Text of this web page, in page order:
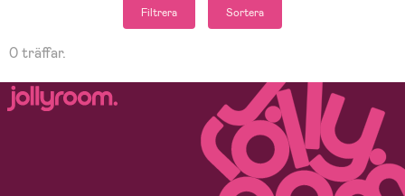
Filtrera Sortera
0 träffar.